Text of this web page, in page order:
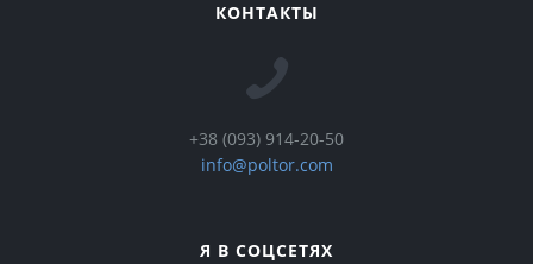
КОНТАКТЫ
+38 (093) 914-20-50
info@poltor.com
Я В СОЦСЕТЯХ